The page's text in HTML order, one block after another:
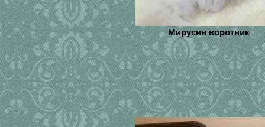
Мирусин воротник